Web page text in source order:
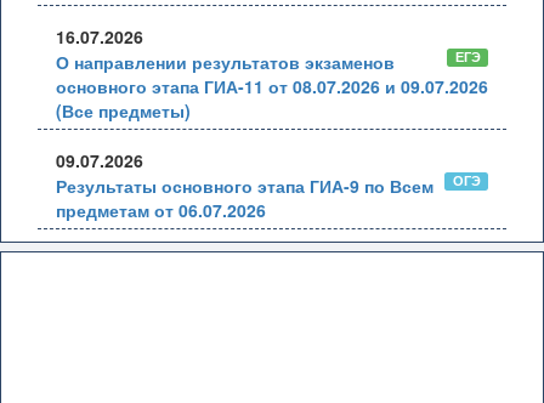
16.07.2026
ЕГЭ
О направлении результатов экзаменов
основного этапа ГИА-11 от 08.07.2026 и 09.07.2026
(Все предметы)
09.07.2026
ОГЭ
Результаты основного этапа ГИА-9 по Всем
предметам от 06.07.2026